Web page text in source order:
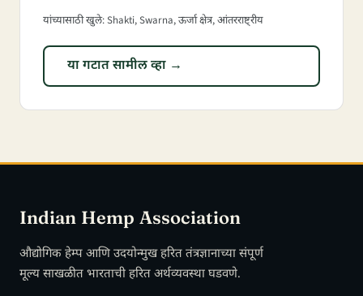
यांच्यासाठी खुले: Shakti, Swarna, ऊर्जा क्षेत्र, आंतरराष्ट्रीय
या गटात सामील व्हा →
Indian Hemp Association
औद्योगिक हेम्प आणि उदयोन्मुख हरित तंत्रज्ञानाच्या संपूर्ण
मूल्य साखळीत भारताची हरित अर्थव्यवस्था घडवणे.